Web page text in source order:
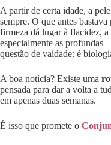
A partir de certa idade, a
sempre. O que antes
firmeza dá lugar à flacidez,
especialmente as profundas
questão de vaidade: é
A boa notícia? Existe uma
pensada para dar a volta a
em apenas duas semanas.
É isso que promete o